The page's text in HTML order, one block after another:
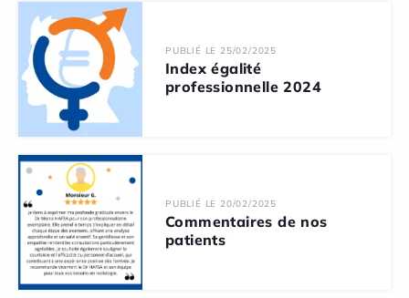
PUBLIÉ LE 25/02/2025
Index égalité
professionnelle 2024
PUBLIÉ LE 20/02/2025
Commentaires de nos
patients